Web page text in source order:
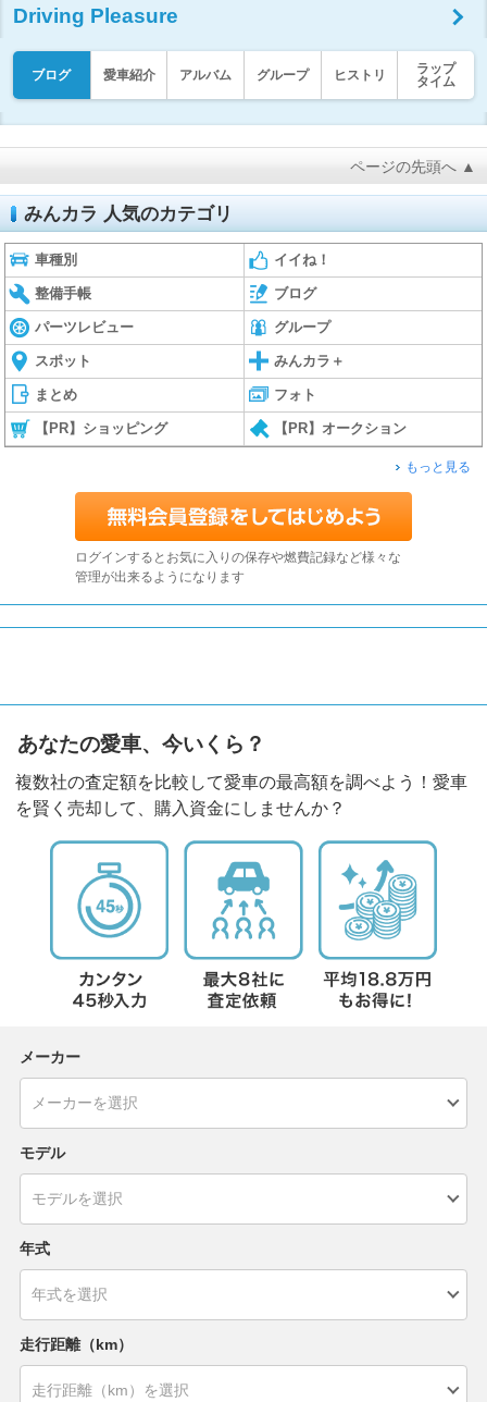
Driving Pleasure
ブログ 愛車紹介 アルバム グループ ヒストリ
ラップ
タイム
ページの先頭へ ▲
みんカラ 人気のカテゴリ
車種別 イイね！
整備手帳 ブログ
パーツレビュー グループ
スポット みんカラ＋
まとめ フォト
【PR】ショッピング 【PR】オークション
もっと見る
ログインするとお気に入りの保存や燃費記録など様々な
管理が出来るようになります
あなたの愛車、今いくら？
複数社の査定額を比較して愛車の最高額を調べよう！愛車
を賢く売却して、購入資金にしませんか？
メーカー
モデル
年式
走行距離（km）